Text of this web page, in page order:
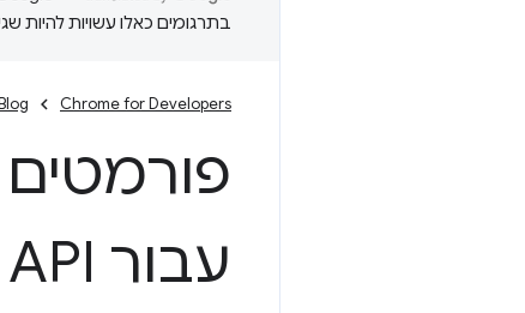
בתרגומים כאלו עשויות להיות
Chrome for Developers
עבור Async Clipboard API